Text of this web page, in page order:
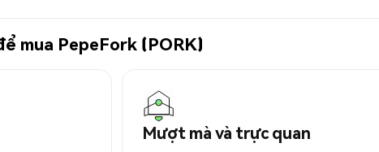
mua PepeFork (PORK)
Mượt mà và trực quan